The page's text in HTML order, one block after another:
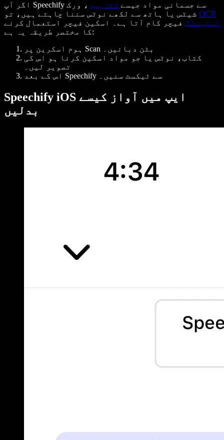
اگر آپ Speechify سے جسمانی مواد جیسے کتابیں ، ورک
OCR
اسکیننگ فیچر کام آتا ہے۔ اسکین فیچر استعمال کرنے
کا مختصر طریقہ یہ ہے:
کتاب، نوٹس یا جو مواد اسکین کرنا ہو اس کی
اس کے بعد Speechify سے ٹیکسٹ سنیں۔
Speechify iOS ایپ میں آواز کیسے
بدلیں